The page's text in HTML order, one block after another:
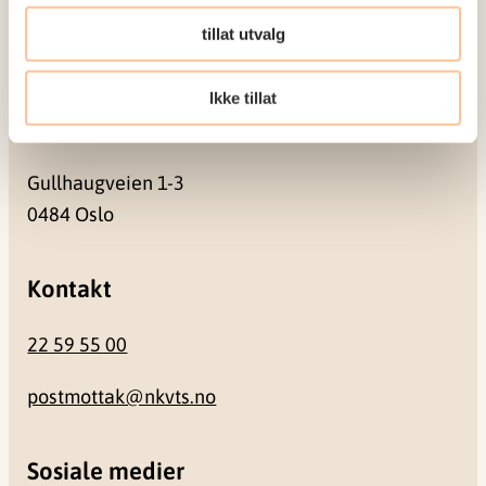
tillat utvalg
Ikke tillat
Besøksadresse
Gullhaugveien 1-3
0484 Oslo
Kontakt
22 59 55 00
postmottak@nkvts.no
Sosiale medier